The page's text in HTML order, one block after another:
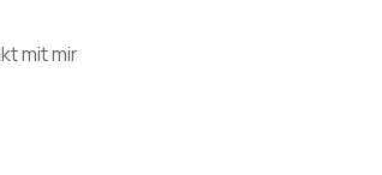
mit mir